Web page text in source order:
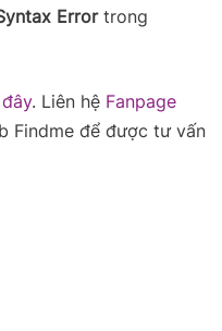
Errortrong
. Liên hệ Fanpage
Findme để được tư vấn